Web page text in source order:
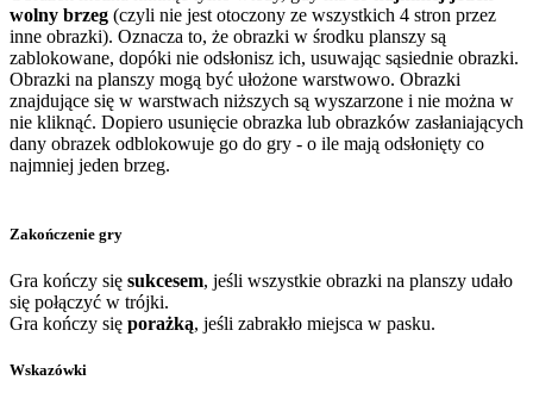
wolny brzeg (czyli nie jest otoczony ze wszystkich 4 stron przez
inne obrazki). Oznacza to, że obrazki w środku planszy są
zablokowane, dopóki nie odsłonisz ich, usuwając sąsiednie obrazki.
Obrazki na planszy mogą być ułożone warstwowo. Obrazki
znajdujące się w warstwach niższych są wyszarzone i nie można w
nie kliknąć. Dopiero usunięcie obrazka lub obrazków zasłaniających
dany obrazek odblokowuje go do gry - o ile mają odsłonięty co
najmniej jeden brzeg.
Zakończenie gry
Gra kończy się sukcesem, jeśli wszystkie obrazki na planszy udało
się połączyć w trójki.
Gra kończy się porażką, jeśli zabrakło miejsca w pasku.
Wskazówki